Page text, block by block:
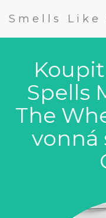
Smells Like
Spells
The
vonná